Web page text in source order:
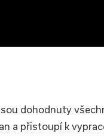
dohodnuty
a přistoupí k